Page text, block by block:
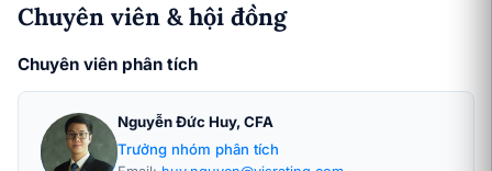
Chuyên viên & hội đồng
Chuyên viên phân tích
Nguyễn Đức Huy, CFA
Trưởng nhóm phân tích